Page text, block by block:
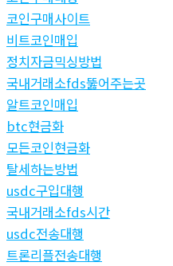
코인구매사이트
비트코인매입
정치자금믹싱방법
국내거래소fds뚫어주는곳
알트코인매입
btc현금화
모든코인현금화
탈세하는방법
usdc구입대행
국내거래소fds시간
usdc전송대행
트론리플전송대행